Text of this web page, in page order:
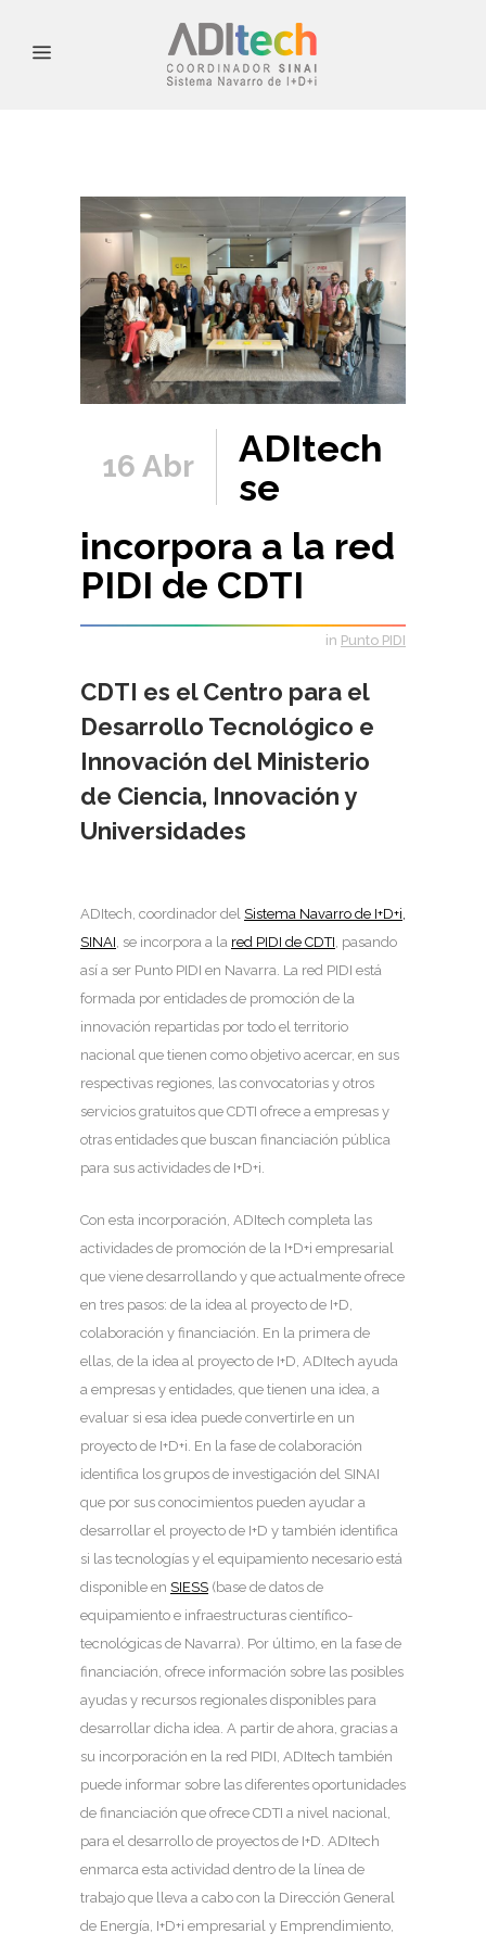
16 Abr
ADItech
se
incorpora a la red
PIDI de CDTI
in Punto PIDI
CDTI es el Centro para el
Desarrollo Tecnológico e
Innovación del Ministerio
de Ciencia, Innovación y
Universidades
ADItech, coordinador del Sistema Navarro de I+D+i,
SINAI , se incorpora a la red PIDI de CDTI , pasando
así a ser Punto PIDI en Navarra. La red PIDI está
formada por entidades de promoción de la
innovación repartidas por todo el territorio
nacional que tienen como objetivo acercar, en sus
respectivas regiones, las convocatorias y otros
servicios gratuitos que CDTI ofrece a empresas y
otras entidades que buscan financiación pública
para sus actividades de I+D+i.
Con esta incorporación, ADItech completa las
actividades de promoción de la I+D+i empresarial
que viene desarrollando y que actualmente ofrece
en tres pasos: de la idea al proyecto de I+D,
colaboración y financiación. En la primera de
ellas, de la idea al proyecto de I+D, ADItech ayuda
a empresas y entidades, que tienen una idea, a
evaluar si esa idea puede convertirle en un
proyecto de I+D+i. En la fase de colaboración
identifica los grupos de investigación del SINAI
que por sus conocimientos pueden ayudar a
desarrollar el proyecto de I+D y también identifica
si las tecnologías y el equipamiento necesario está
disponible en SIESS (base de datos de
equipamiento e infraestructuras científico-
tecnológicas de Navarra). Por último, en la fase de
financiación, ofrece información sobre las posibles
ayudas y recursos regionales disponibles para
desarrollar dicha idea. A partir de ahora, gracias a
su incorporación en la red PIDI, ADItech también
puede informar sobre las diferentes oportunidades
de financiación que ofrece CDTI a nivel nacional,
para el desarrollo de proyectos de I+D. ADItech
enmarca esta actividad dentro de la línea de
trabajo que lleva a cabo con la Dirección General
de Energía, I+D+i empresarial y Emprendimiento,